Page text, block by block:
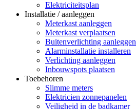
Elektriciteitsplan
Installatie / aanleggen
Meterkast aanleggen
Meterkast verplaatsen
Buitenverlichting aanleggen
Alarminstallatie installeren
Verlichting aanleggen
Inbouwspots plaatsen
Toebehoren
Slimme meters
Elektricien zonnepanelen
Veiligheid in de badkamer